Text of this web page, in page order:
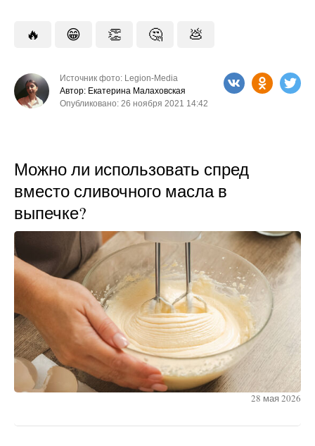
🔥 😁 👏 🤔 💩
Источник фото: Legion-Media
Автор: Екатерина Малаховская
Опубликовано: 26 ноября 2021 14:42
Можно ли использовать спред
вместо сливочного масла в
выпечке?
28 мая 2026